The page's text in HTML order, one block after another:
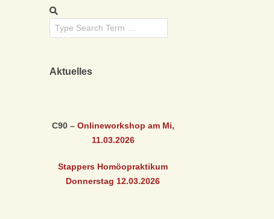
Aktuelles
C90 – Onlineworkshop am Mi,
11.03.2026
Stappers Homöopraktikum
Donnerstag 12.03.2026